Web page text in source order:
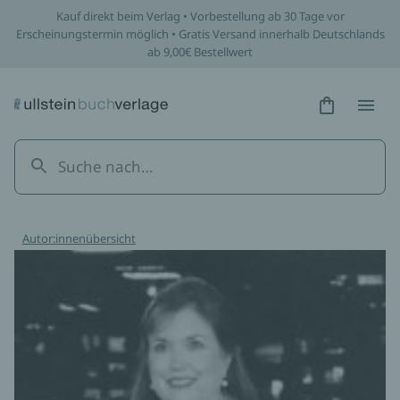
Kauf direkt beim Verlag • Vorbestellung ab 30 Tage vor
Erscheinungstermin möglich • Gratis Versand innerhalb Deutschlands
ab 9,00€ Bestellwert
Hidden
Autor:innenübersicht